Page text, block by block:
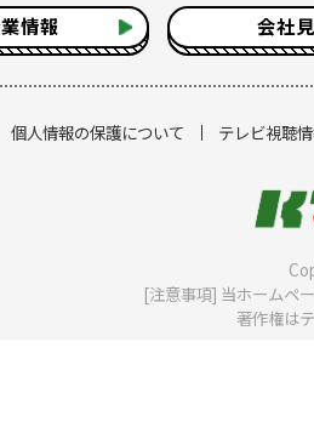
情報 会社
個人情報の保護について テレビ視聴
[注意事項] 当ホームペ
著作権は